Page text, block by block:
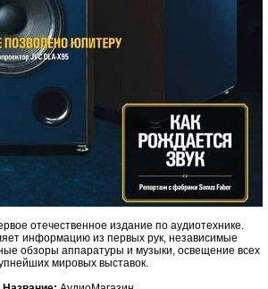
отечественное издание по аудиотехнике.
информацию из первых рук, независимые
обзоры аппаратуры и музыки, освещение всех
мировых выставок.